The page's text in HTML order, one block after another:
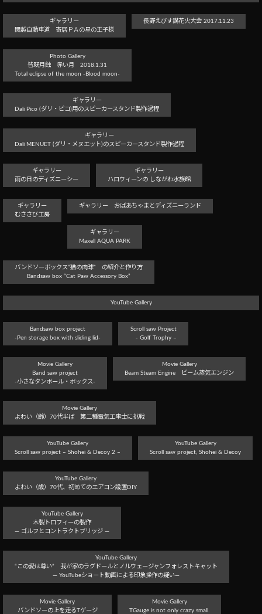
ギャラリー
関越自動車道 寄居ＰＡの星の王子様
長野えびす講花火大会 2017.11.23
Photo Gallery
皆既月蝕 赤い月 2018.1.31
Total eclipse of the moon -Blood moon-
ギャラリー
Dali Pico (ダリ・ピコ)用のスピーカースタンド製作過程
ギャラリー
Dali MENUET (ダリ・メヌエット)のスピーカースタンド製作過程
ギャラリー
雨の日のディズニーシー
ギャラリー
ハロウィーンの しながわ水族館
ギャラリー
むささび工房
ギャラリー おばあちゃまとディズニーランド
ギャラリー
Maxell AQUA PARK
バンドソーボックス”猫の肉球” の紹介と作り方
Bandsaw box “Cat Paw Accessory Box”
YouTube Gallery
Bandsaw box project
-Pen storage box with sliding lid-
Scroll saw Project
- Golf Trophy –
Movie Gallery
Band saw project
-小さなタンボール・ボックス-
Movie Gallery
Beam Steam Engine ビーム蒸気エンジン
Movie Gallery
よわい（齢）70代半ば 第二種電気工事士に挑戦
YouTube Gallery
Scroll saw project – Shohei & Decoy 2 –
YouTube Gallery
Scroll saw project, Shohei & Decoy
YouTube Gallery
よわい（歳）70代、初めてのエアコン設置DIY
YouTube Gallery
木製トロフィーの製作
― ゴルフとコントラクトブリッジ ―
YouTube Gallery
“この愛は尊い” 我が家のラグドールとノルウェージャンフォレストキャット
― YouTubeショート動画による印象操作の疑い―
Movie Gallery
バンドソーの上を走るTゲージ
Movie Gallery
TGauge is not only crazy small.